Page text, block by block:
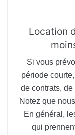
Location
Si vous
période
de contrats,
Notez que
En général,
qui